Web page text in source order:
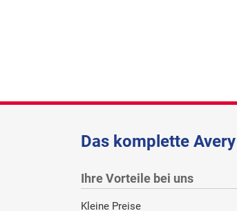
Das komplette
Ihre Vorteile bei uns
Kleine Preise